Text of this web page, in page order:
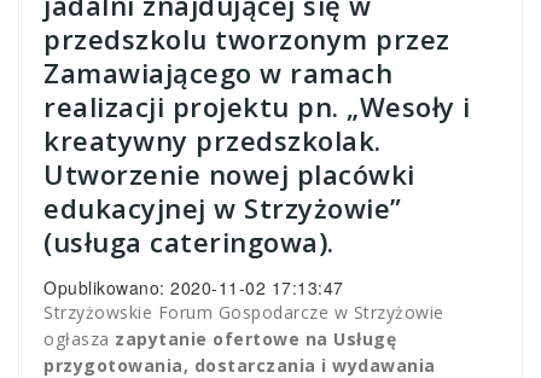
przedszkolu tworzonym przez
Zamawiającego w ramach
realizacji projektu pn. „Wesoły i
kreatywny przedszkolak.
Utworzenie nowej placówki
edukacyjnej w Strzyżowie”
(usługa cateringowa).
Opublikowano: 2020-11-02 17:13:47
Strzyżowskie Forum Gospodarcze w Strzyżowie
ogłasza zapytanie ofertowe na Usługę
przygotowania, dostarczania i wydawania